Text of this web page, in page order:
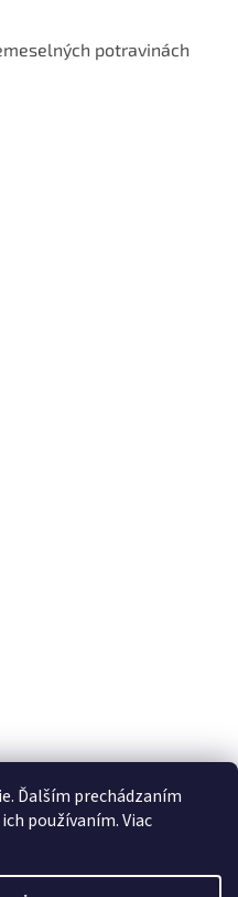
Ďalším prechádzaním
používaním. Viac
potravinách